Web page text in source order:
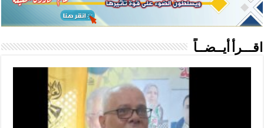
اقـــرأ أيــضــاً